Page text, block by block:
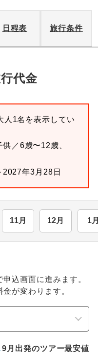
日程表 旅行条件
代金
人1名を表示してい
／6歳〜12歳、
年3月28日
11月 12月 1
込画面に進みます。
が変わります。
9 月出発のツアー最安値